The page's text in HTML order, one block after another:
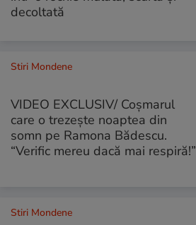
decoltată
Stiri Mondene
VIDEO EXCLUSIV/ Coșmarul
care o trezește noaptea din
somn pe Ramona Bădescu.
“Verific mereu dacă mai respiră!”
Stiri Mondene